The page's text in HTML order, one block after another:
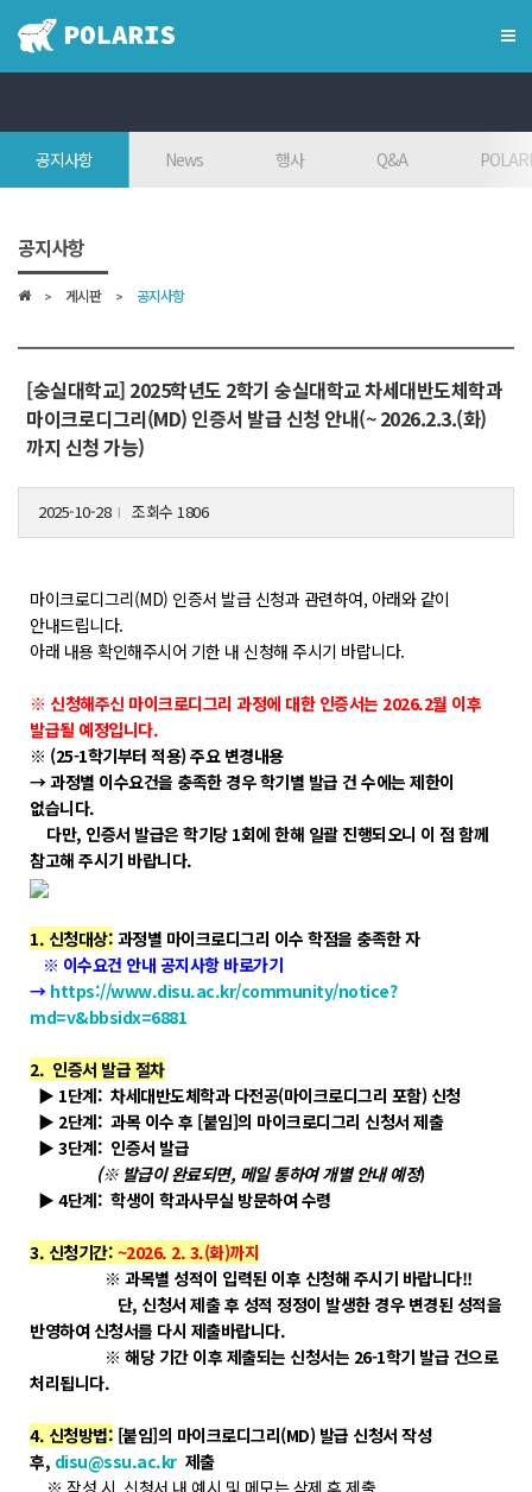
인재상
참여대학/조직도
오시는 길
학위학사 안내
학위제도
성과확산센터
소개
POLAR explorer
POLAR expert
POLAR W-square
경진대회
POLARIS LOC
POLARIS LOS
경진대회
TCAT
SIF 2026
소개
개회사
지난 SIF 보기
공지사항
공지사항 News 행사 Q&A
공지사항
게시판 공지사항
[숭실대학교] 2025학년도 2학기 숭실대학교 차세대반도체학과
마이크로디그리(MD) 인증서 발급 신청 안내(~ 2026.2.3.(화)
까지 신청 가능)
2025-10-28 조회수 1806
마이크로디그리(MD) 인증서 발급 신청과 관련하여, 아래와 같이
안내드립니다.
아래 내용 확인해주시어 기한 내 신청해 주시기 바랍니다.
※ 신청해주신 마이크로디그리 과정에 대한 인증서는 2026.2월 이후
발급될 예정입니다.
※ (25-1학기부터 적용) 주요 변경내용
→ 과정별 이수요건을 충족한 경우 학기별 발급 건 수에는 제한이
없습니다.
다만, 인증서 발급은 학기당 1회에 한해 일괄 진행되오니 이 점 함께
참고해 주시기 바랍니다.
1. 신청대상: 과정별 마이크로디그리 이수 학점을 충족한 자
※ 이수요건 안내 공지사항 바로가기
→ https://www.disu.ac.kr/community/notice?
md=v&bbsidx=6881
2. 인증서 발급 절차
▶ 1단계: 차세대반도체학과 다전공(마이크로디그리 포함) 신청
▶ 2단계: 과목 이수 후 [붙임]의 마이크로디그리 신청서 제출
▶ 3단계: 인증서 발급
(※ 발급이 완료되면, 메일 통하여 개별 안내 예정)
▶ 4단계: 학생이 학과사무실 방문하여 수령
3. 신청기간: ~2026. 2. 3.(화)까지
※ 과목별 성적이 입력된 이후 신청해 주시기 바랍니다!!
단, 신청서 제출 후 성적 정정이 발생한 경우 변경된 성적을
반영하여 신청서를 다시 제출바랍니다.
※ 해당 기간 이후 제출되는 신청서는 26-1학기 발급 건으로
처리됩니다.
4. 신청방법: [붙임]의 마이크로디그리(MD) 발급 신청서 작성
후, disu@ssu.ac.kr제출
※ 작성 시, 신청서 내 예시 및 메모는 삭제 후 제출